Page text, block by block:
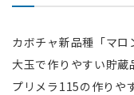
ホーム
カボチャ新品種「マロ
大玉で作りやすい貯蔵
プリメラ115の作りや